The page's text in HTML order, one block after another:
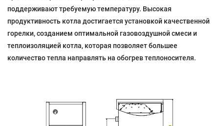
поддерживают требуемуютемпературу. Высокая
продуктивность котла достигается установкой качественной
горелки,созданием оптимальной газовоздушной смеси и
теплоизоляцией котла, которая позволяетбольшее
количество тепла направлять на обогревтеплоносителя.